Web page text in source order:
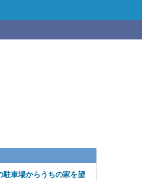
車場からうちの家を望